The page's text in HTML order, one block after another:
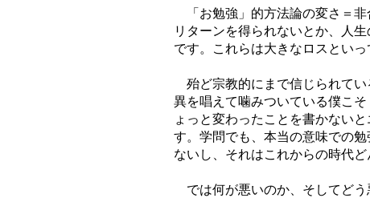
「お勉強」的方法論の変さ＝非
リターンを得られないとか、人
です。これらは大きなロスといっ
殆ど宗教的にまで信じられてい
異を唱えて噛みついている僕こ
ょっと変わったことを書かない
す。学問でも、本当の意味での
ないし、それはこれからの時代ど
では何が悪いのか、そしてどう